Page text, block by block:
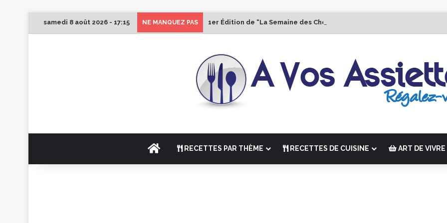
samedi 8 août 2026 - 17:15 NE MANQUEZ PAS 1er Édition de “La Semaine des Chefs” du 19 au 24 octobre 2026
ACCUEILRECETTES PAR THÈME RECETTES DE CUISINE ART DE VIVRE